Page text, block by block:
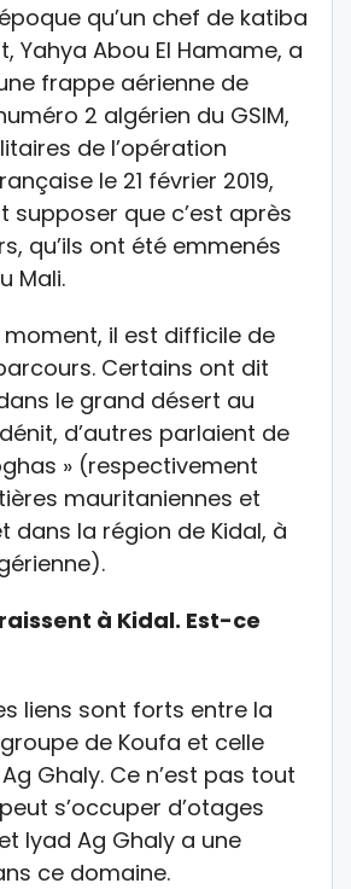
qu’un chef de katiba
Yahya Abou El Hamame, a
frappe aérienne de
2 algérien du GSIM,
de l’opération
le 21 février 2019,
supposer que c’est après
qu’ils ont été emmenés
Mali.
il est difficile de
Certains ont dit
le grand désert au
d’autres parlaient de
» (respectivement
mauritaniennes et
dans la région de Kidal, à
à Kidal. Est-ce
liens sont forts entre la
de Koufa et celle
Ghaly. Ce n’est pas tout
s’occuper d’otages
Iyad Ag Ghaly a une
ce domaine.